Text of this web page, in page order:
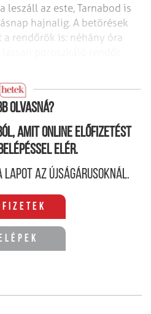
leszáll az este, Tarnabod is
hajnalig. A betörések
rendőrök is: néhány óra
ugyanaz az egység volt.
olvasná?
amit online előfizetést
elér.
lapot az újságárusoknál.